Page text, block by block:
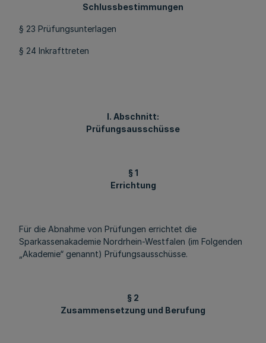
Schlussbestimmungen
§ 23 Prüfungsunterlagen
§ 24 Inkrafttreten
I. Abschnitt:
Prüfungsausschüsse
§ 1
Errichtung
Für die Abnahme von Prüfungen errichtet die
Sparkassenakademie Nordrhein-Westfalen (im Folgenden
„Akademie“ genannt) Prüfungsausschüsse.
§ 2
Zusammensetzung und Berufung